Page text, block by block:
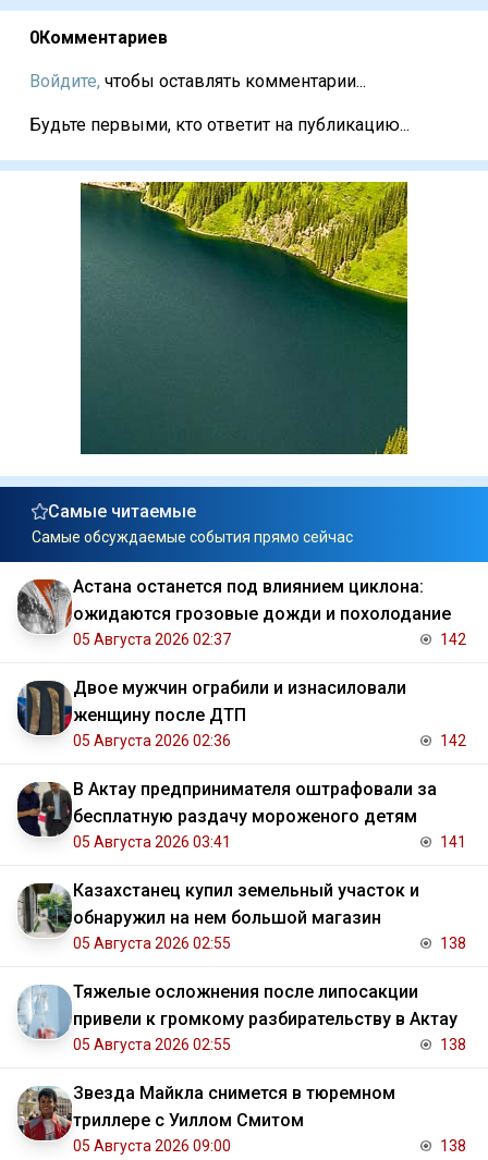
0Комментариев
Войдите, чтобы оставлять комментарии...
Будьте первыми, кто ответит на публикацию...
Самые читаемые
Самые обсуждаемые события прямо сейчас
Астана останется под влиянием циклона:
ожидаются грозовые дожди и похолодание
05 Августа 2026 02:37 142
Двое мужчин ограбили и изнасиловали
женщину после ДТП
05 Августа 2026 02:36 142
В Актау предпринимателя оштрафовали за
бесплатную раздачу мороженого детям
05 Августа 2026 03:41 141
Казахстанец купил земельный участок и
обнаружил на нем большой магазин
05 Августа 2026 02:55 138
Тяжелые осложнения после липосакции
привели к громкому разбирательству в Актау
05 Августа 2026 02:55 138
Звезда Майкла снимется в тюремном
триллере с Уиллом Смитом
05 Августа 2026 09:00 138